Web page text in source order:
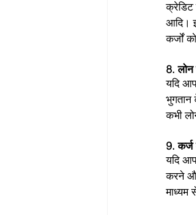
क्रेडिट
आदि।
कर्जों
8.
यदि
भुगतान
कभी
9. कर्ज
यदि
करने